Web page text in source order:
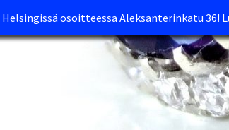
osoitteessa Aleksanterinkatu 36!